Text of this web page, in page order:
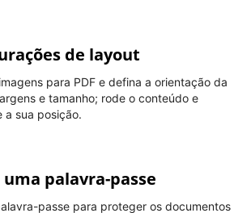
de layout
para PDF e defina a orientação da
e tamanho; rode o conteúdo e
a sua posição.
palavra-passe
passe para proteger os documentos